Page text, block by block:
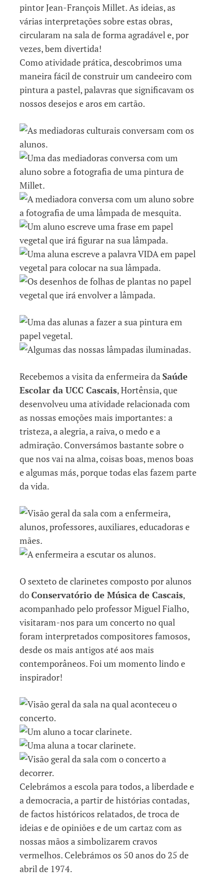
pintor Jean-François Millet. As ideias, as
várias interpretações sobre estas obras,
circularam na sala de forma agradável e, por
vezes, bem divertida!
Como atividade prática, descobrimos uma
maneira fácil de construir um candeeiro com
pintura a pastel, palavras que significavam os
nossos desejos e aros em cartão.
Recebemos a visita da enfermeira da Saúde
Escolar da UCC Cascais, Hortênsia, que
desenvolveu uma atividade relacionada com
as nossas emoções mais importantes: a
tristeza, a alegria, a raiva, o medo e a
admiração. Conversámos bastante sobre o
que nos vai na alma, coisas boas, menos boas
e algumas más, porque todas elas fazem parte
da vida.
O sexteto de clarinetes composto por alunos
doConservatório de Música de Cascais,
acompanhado pelo professor Miguel Fialho,
visitaram-nos para um concerto no qual
foram interpretados compositores famosos,
desde os mais antigos até aos mais
contemporâneos. Foi um momento lindo e
inspirador!
Celebrámos a escola para todos, a liberdade e
a democracia, a partir de histórias contadas,
de factos históricos relatados, de troca de
ideias e de opiniões e de um cartaz com as
nossas mãos a simbolizarem cravos
vermelhos. Celebrámos os 50 anos do 25 de
abril de 1974.